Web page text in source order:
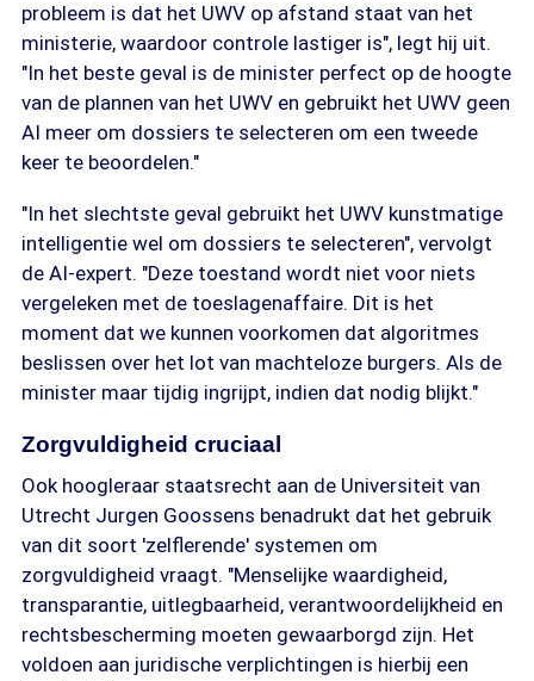
probleem is dat het UWV op afstand staat van het
ministerie, waardoor controle lastiger is", legt hij uit.
"In het beste geval is de minister perfect op de hoogte
van de plannen van het UWV en gebruikt het UWV geen
AI meer om dossiers te selecteren om een tweede
keer te beoordelen."
"In het slechtste geval gebruikt het UWV kunstmatige
intelligentie wel om dossiers te selecteren", vervolgt
de AI-expert. "Deze toestand wordt niet voor niets
vergeleken met de toeslagenaffaire. Dit is het
moment dat we kunnen voorkomen dat algoritmes
beslissen over het lot van machteloze burgers. Als de
minister maar tijdig ingrijpt, indien dat nodig blijkt."
Zorgvuldigheid cruciaal
Ook hoogleraar staatsrecht aan de Universiteit van
Utrecht Jurgen Goossens benadrukt dat het gebruik
van dit soort 'zelflerende' systemen om
zorgvuldigheid vraagt. "Menselijke waardigheid,
transparantie, uitlegbaarheid, verantwoordelijkheid en
rechtsbescherming moeten gewaarborgd zijn. Het
voldoen aan juridische verplichtingen is hierbij een